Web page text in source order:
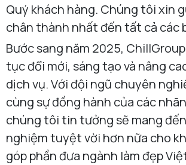
Quý khách hàng. Chúng tôi xin
chân thành nhất đến tất cả các
Bước sang năm 2025,
tục đổi mới, sáng tạo và nâng
dịch vụ. Với đội ngũ chuyên
cùng sự đồng hành của các
chúng tôi tin tưởng sẽ mang
nghiệm tuyệt vời hơn nữa cho
góp phần đưa ngành làm đẹp